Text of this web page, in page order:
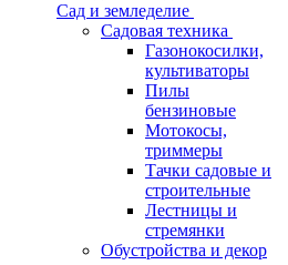
Сад и земледелие
Садовая техника
Газонокосилки,
культиваторы
Пилы
бензиновые
Мотокосы,
триммеры
Тачки садовые и
строительные
Лестницы и
стремянки
Обустройства и декор